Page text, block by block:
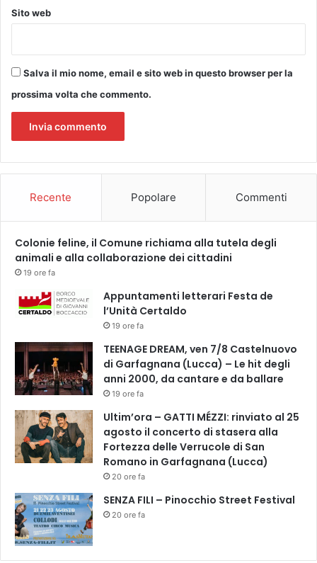
o
e
n
Sito web
Salva il mio nome, email e sito web in questo browser per la
prossima volta che commento.
Recente Popolare Commenti
Colonie feline, il Comune richiama alla tutela degli
animali e alla collaborazione dei cittadini
19 ore fa
Appuntamenti letterari Festa de
l’Unità Certaldo
19 ore fa
TEENAGE DREAM, ven 7/8 Castelnuovo
di Garfagnana (Lucca) – Le hit degli
anni 2000, da cantare e da ballare
19 ore fa
Ultim’ora – GATTI MÉZZI: rinviato al 25
agosto il concerto di stasera alla
Fortezza delle Verrucole di San
Romano in Garfagnana (Lucca)
20 ore fa
SENZA FILI – Pinocchio Street Festival
20 ore fa